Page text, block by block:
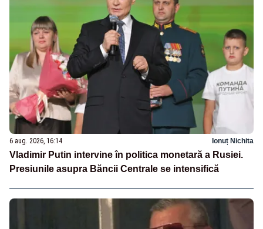
6 aug. 2026, 16:14 Ionuț Nichita
Vladimir Putin intervine în politica monetară a Rusiei.
Presiunile asupra Băncii Centrale se intensifică